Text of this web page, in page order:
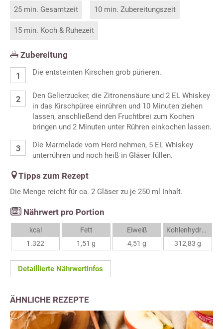
25 min. Gesamtzeit 10 min. Zubereitungszeit
15 min. Koch & Ruhezeit
Zubereitung
Die entsteinten Kirschen grob pürieren.
Den Gelierzucker, die Zitronensäure und 2 EL Whiskey
in das Kirschpüree einrühren und 10 Minuten ziehen
lassen, anschließend den Fruchtbrei zum Kochen
bringen und 2 Minuten unter Rühren einkochen lassen.
Die Marmelade vom Herd nehmen, 5 EL Whiskey
unterrühren und noch heiß in Gläser füllen.
Tipps zum Rezept
Die Menge reicht für ca. 2 Gläser zu je 250 ml Inhalt.
Nährwert pro Portion
kcal
1.322
Fett
1,51 g
Eiweiß
4,51 g
Kohlenhydrate
312,83 g
Detaillierte Nährwertinfos
ÄHNLICHE REZEPTE